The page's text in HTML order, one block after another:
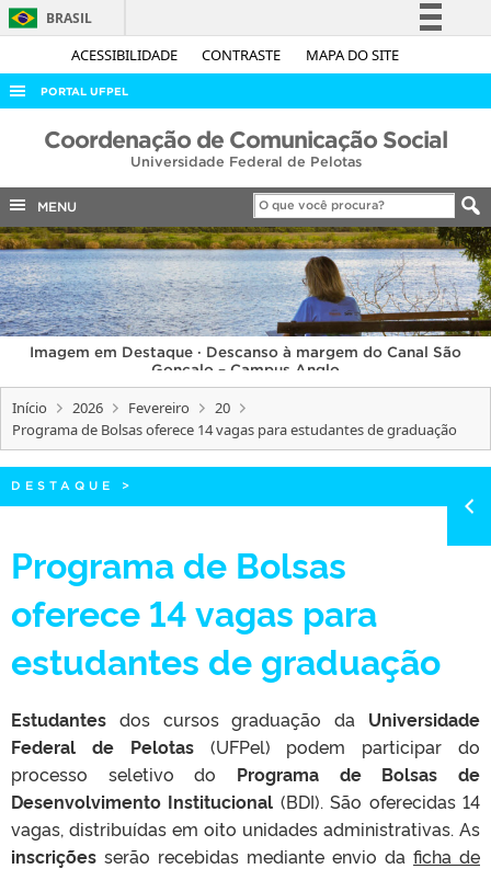
ACESSIBILIDADE CONTRASTE MAPA DO SITE
BRASIL
Simplifique!
Acesso à informação
Legislação
Canais
PORTAL UFPEL
ACESSO À INFORMAÇÃO
COBALTO
CONCURSOS
EDITAIS
INTERNACIONAL
OUVIDORIA
PORTARIAS
TELEFONES
Coordenação de Comunicação Social
Universidade Federal de Pelotas
MENU
Imagem em Destaque · Descanso à margem do Canal São
Gonçalo – Campus Anglo
Início 2026 Fevereiro
20
Programa de Bolsas oferece 14 vagas para estudantes de graduação
DESTAQUE >
Programa de Bolsas
oferece 14 vagas para
estudantes de graduação
Estudantes dos cursos graduação da Universidade
Federal de Pelotas(UFPel) podem participar do
processo seletivo do Programa de
Bolsas de
Desenvolvimento Institucional (BDI). São oferecidas 14
vagas, distribuídas em oito unidades administrativas. As
inscrições serão recebidas mediante envio da ficha de